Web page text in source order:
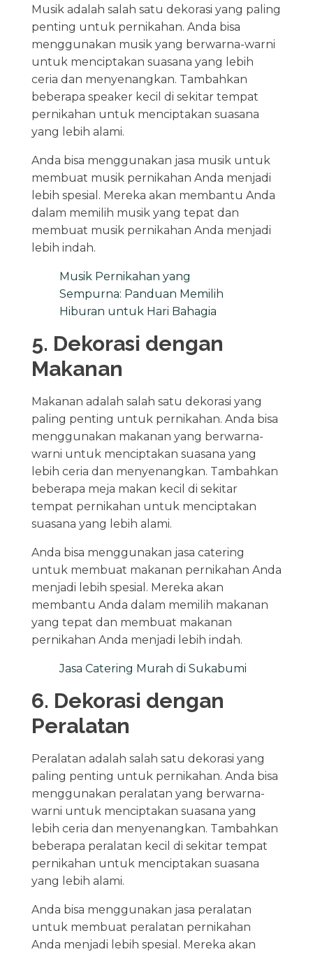
Musik adalah salah satu dekorasi yang paling
penting untuk pernikahan. Anda bisa
menggunakan musik yang berwarna-warni
untuk menciptakan suasana yang lebih
ceria dan menyenangkan. Tambahkan
beberapa speaker kecil di sekitar tempat
pernikahan untuk menciptakan suasana
yang lebih alami.
Anda bisa menggunakan jasa musik untuk
membuat musik pernikahan Anda menjadi
lebih spesial. Mereka akan membantu Anda
dalam memilih musik yang tepat dan
membuat musik pernikahan Anda menjadi
lebih indah.
Musik Pernikahan yang
Sempurna: Panduan Memilih
Hiburan untuk Hari Bahagia
5. Dekorasi dengan
Makanan
Makanan adalah salah satu dekorasi yang
paling penting untuk pernikahan. Anda bisa
menggunakan makanan yang berwarna-
warni untuk menciptakan suasana yang
lebih ceria dan menyenangkan. Tambahkan
beberapa meja makan kecil di sekitar
tempat pernikahan untuk menciptakan
suasana yang lebih alami.
Anda bisa menggunakan jasa catering
untuk membuat makanan pernikahan Anda
menjadi lebih spesial. Mereka akan
membantu Anda dalam memilih makanan
yang tepat dan membuat makanan
pernikahan Anda menjadi lebih indah.
Jasa Catering Murah di Sukabumi
6. Dekorasi dengan
Peralatan
Peralatan adalah salah satu dekorasi yang
paling penting untuk pernikahan. Anda bisa
menggunakan peralatan yang berwarna-
warni untuk menciptakan suasana yang
lebih ceria dan menyenangkan. Tambahkan
beberapa peralatan kecil di sekitar tempat
pernikahan untuk menciptakan suasana
yang lebih alami.
Anda bisa menggunakan jasa peralatan
untuk membuat peralatan pernikahan
Anda menjadi lebih spesial. Mereka akan